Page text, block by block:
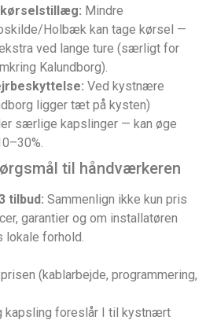
Mindre
Holbæk kan tage kørsel —
ved lange ture (særligt for
Kalundborg).
Ved kystnære
ligger tæt på kysten)
særlige kapslinger — kan øge
til håndværkeren
tilbud: Sammenlign ikke kun pris
garantier og om installatøren
lokale forhold.
(kablarbejde, programmering,
kapsling foreslår I til kystnært